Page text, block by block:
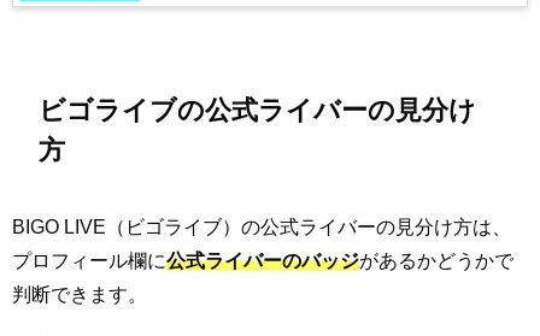
ビゴライブの公式ライバーの見分け
方
BIGO LIVE（ビゴライブ）の公式ライバーの見分け方は、
プロフィール欄に公式ライバーのバッジがあるかどうかで
判断できます。